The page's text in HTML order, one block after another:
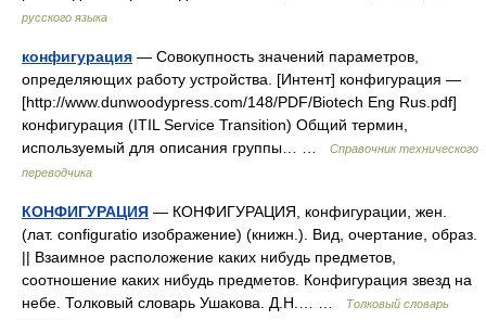
русского языка
конфигурация — Совокупность значений параметров,
определяющих работу устройства. [Интент] конфигурация —
[http://www.dunwoodypress.com/148/PDF/Biotech Eng Rus.pdf]
конфигурация (ITIL Service Transition) Общий термин,
используемый для описания группы… …
Справочник технического
переводчика
КОНФИГУРАЦИЯ — КОНФИГУРАЦИЯ, конфигурации, жен.
(лат. configuratio изображение) (книжн.). Вид, очертание, образ.
|| Взаимное расположение каких нибудь предметов,
соотношение каких нибудь предметов. Конфигурация звезд на
небе. Толковый словарь Ушакова. Д.Н.… …
Толковый словарь